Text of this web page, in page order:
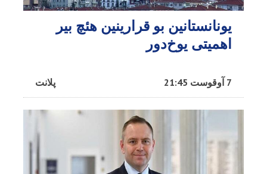
یونانستانین بو قرارینین هئچ بیر
اهمیتی یوخ‌دور
پلانت 7 آوقوست 21:45